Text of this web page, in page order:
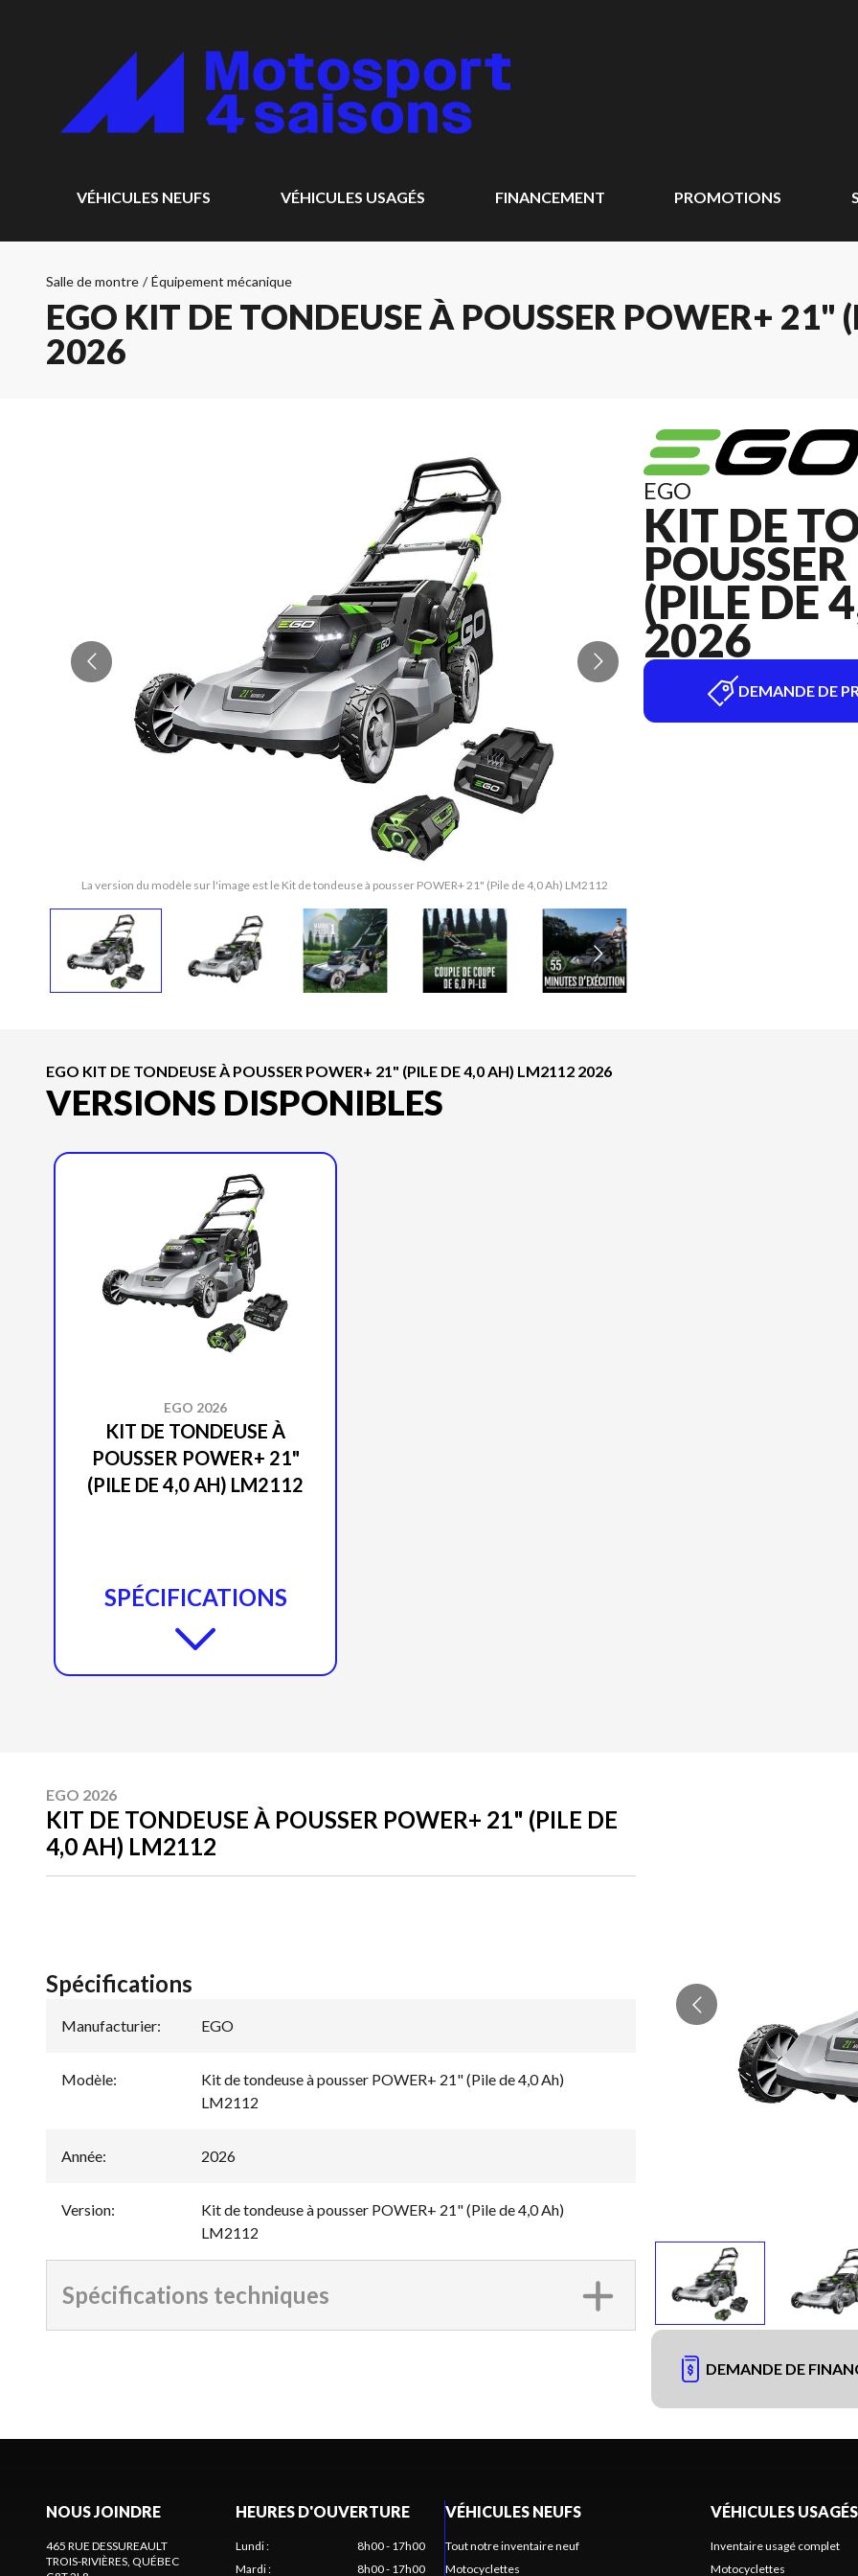
VÉHICULES NEUFS VÉHICULES USAGÉS FINANCEMENT PROMOTIONS
Salle de montre / Équipement mécanique
EGO KIT DE TONDEUSE À POUSSER POWER+ 21"
2026
La version du modèle sur l'image est le Kit de tondeuse à pousser POWER+ 21" (Pile de 4,0 Ah) LM2112
EGO
KIT DE
(PILE DE
2026
DEMANDE DE
EGO KIT DE TONDEUSE À POUSSER POWER+ 21" (PILE DE 4,0 AH) LM2112 2026
VERSIONS DISPONIBLES
EGO 2026
KIT DE TONDEUSE À
POUSSER POWER+ 21"
(PILE DE 4,0 AH) LM2112
SPÉCIFICATIONS
EGO 2026
KIT DE TONDEUSE À POUSSER POWER+ 21" (PILE DE
4,0 AH) LM2112
DEMANDE DE
Spécifications
Manufacturier: EGO
Modèle:
Kit de tondeuse à pousser POWER+ 21" (Pile de 4,0 Ah)
LM2112
Année: 2026
Version:
Kit de tondeuse à pousser POWER+ 21" (Pile de 4,0 Ah)
LM2112
Spécifications techniques
NOUS JOINDRE
465 RUE DESSUREAULT
TROIS-RIVIÈRES, QUÉBEC
HEURES D'OUVERTURE
Lundi:
8h00 - 17h00
Mardi: 8h00 - 17h00
VÉHICULES NEUFS
Tout notre inventaire neuf
Motocyclettes
VÉHICULES USAGÉS
Inventaire usagé complet
Motocyclettes